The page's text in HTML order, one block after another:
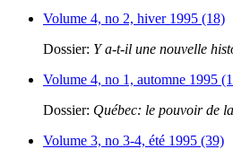
Volume 4, no 2, hiver 1995 (18)
Dossier: Y a-t-il une nouvelle
Volume 4, no 1, automne 1995
Dossier: Québec: le pouvoir de
Volume 3, no 3-4, été 1995 (39)